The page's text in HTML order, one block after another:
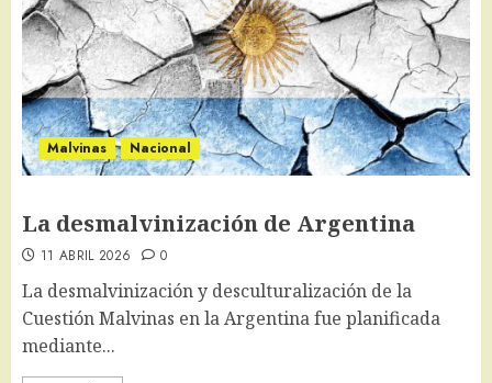
Malvinas Nacional
La desmalvinización de Argentina
11 ABRIL 2026 0
La desmalvinización y desculturalización de la
Cuestión Malvinas en la Argentina fue planificada
mediante...